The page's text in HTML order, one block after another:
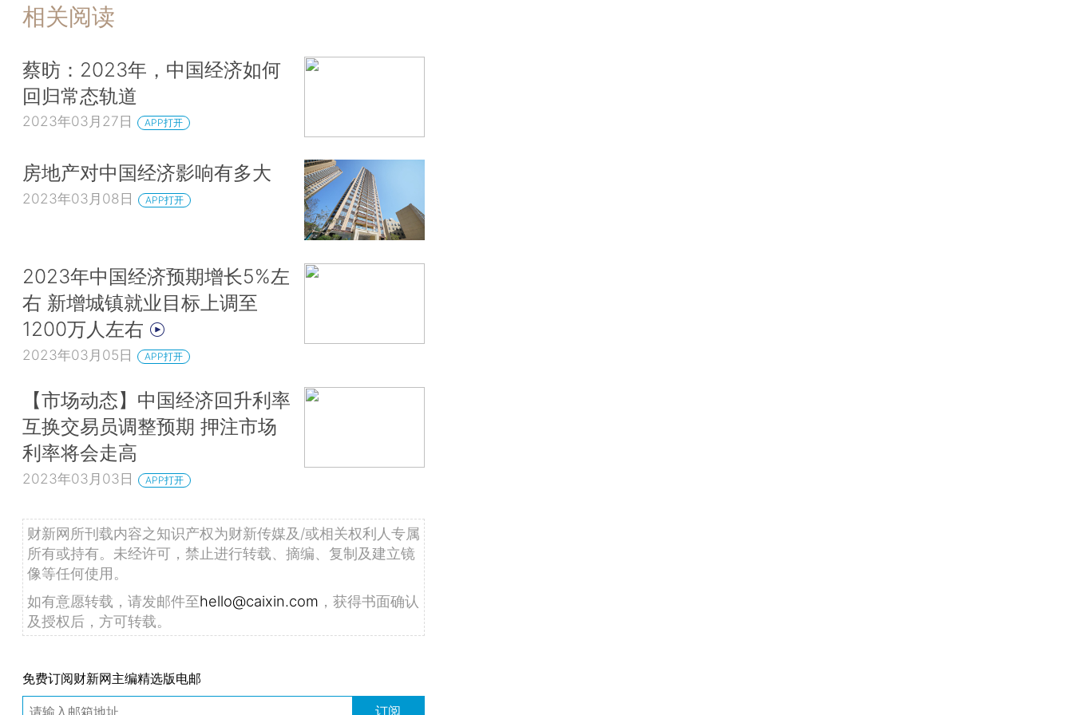
相关阅读
蔡昉：2023年，中国经济如何
回归常态轨道
2023年03月27日 APP打开
房地产对中国经济影响有多大
2023年03月08日 APP打开
2023年中国经济预期增长5%左
右 新增城镇就业目标上调至
1200万人左右
2023年03月05日 APP打开
【市场动态】中国经济回升利率
互换交易员调整预期 押注市场
利率将会走高
2023年03月03日 APP打开
财新网所刊载内容之知识产权为财新传媒及/或相关权利人专属
所有或持有。未经许可，禁止进行转载、摘编、复制及建立镜
像等任何使用。
如有意愿转载，请发邮件至hello@caixin.com ，获得书面确认
及授权后，方可转载。
免费订阅财新网主编精选版电邮
订阅